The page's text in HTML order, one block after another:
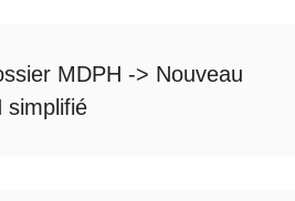
MDPH -> Nouveau
simplifié